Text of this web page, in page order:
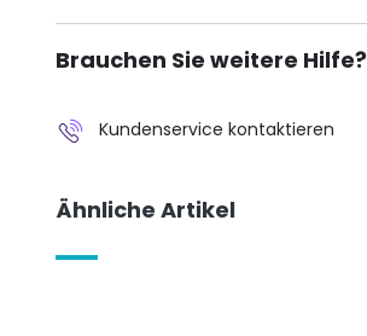
Brauchen Sie weitere Hilfe?
Kundenservice kontaktieren
Ähnliche Artikel